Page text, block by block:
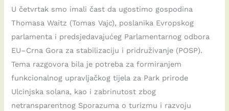
U četvrtak smo imali čast da ugostimo gospodina
Thomasa Waitz (Tomas Vajc), poslanika Evropskog
parlamenta i predsjedavajućeg Parlamentarnog odbora
EU–Crna Gora za stabilizaciju i pridruživanje (POSP).
Tema razgovora bila je potreba za formiranjem
funkcionalnog upravljačkog tijela za Park prirode
Ulcinjska solana, kao i zabrinutost zbog
netransparentnog Sporazuma o turizmu i razvoju